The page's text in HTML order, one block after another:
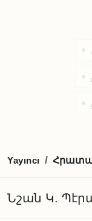
Yayıncı /
Նշան Կ.